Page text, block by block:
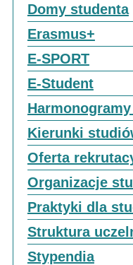
Domy studenta
Erasmus+
E-SPORT
E-Student
Kierunki
Oferta
Organizacje
Praktyki dla
Struktura
Stypendia